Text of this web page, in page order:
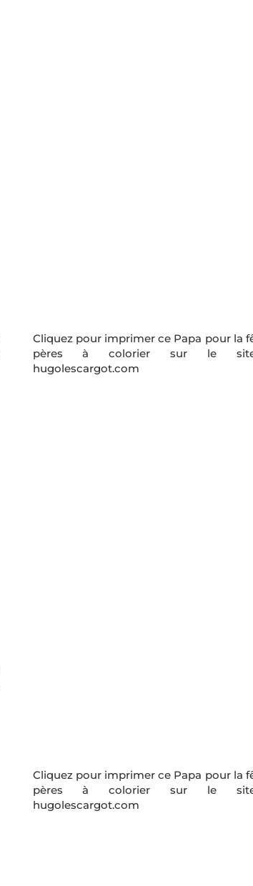
Cliquez pour imprimer ce Papa pour la
pères à colorier sur le
hugolescargot.com
Cliquez pour imprimer ce Papa pour la
pères à colorier sur le
hugolescargot.com